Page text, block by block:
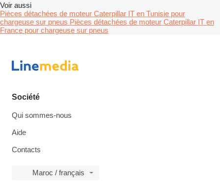
Voir aussi
Pièces détachées de moteur Caterpillar IT en Tunisie pour
chargeuse sur pneus Pièces détachées de moteur Caterpillar IT en
France pour chargeuse sur pneus
Société
Qui sommes-nous
Aide
Contacts
Maroc / français